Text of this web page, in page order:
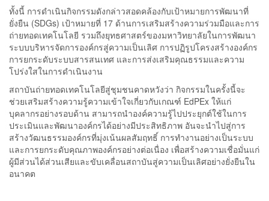
ทั้งนี้ การดำเนินกิจกรรมดังกล่าวสอดคล้องกับเป้าหมายการพัฒนาที่
ยั่งยืน (SDGs) เป้าหมายที่ 17 ด้านการเสริมสร้างความร่วมมือและการ
ถ่ายทอดเทคโนโลยี รวมถึงยุทธศาสตร์ของมหาวิทยาลัยในการพัฒนา
ระบบบริหารจัดการองค์กรสู่ความเป็นเลิศ การปฏิรูปโครงสร้างองค์กร
การยกระดับระบบสารสนเทศ และการส่งเสริมคุณธรรมและความ
โปร่งใสในการดำเนินงาน
สถาบันถ่ายทอดเทคโนโลยีสู่ชุมชนคาดหวังว่า กิจกรรมในครั้งนี้จะ
ช่วยเสริมสร้างความรู้ความเข้าใจเกี่ยวกับเกณฑ์ EdPEx ให้แก่
บุคลากรอย่างรอบด้าน สามารถนำองค์ความรู้ไปประยุกต์ใช้ในการ
ประเมินและพัฒนาองค์กรได้อย่างมีประสิทธิภาพ อันจะนำไปสู่การ
สร้างวัฒนธรรมองค์กรที่มุ่งเน้นผลสัมฤทธิ์ การทำงานอย่างเป็นระบบ
และการยกระดับคุณภาพองค์กรอย่างต่อเนื่อง เพื่อสร้างความเชื่อมั่นแก่
ผู้มีส่วนได้ส่วนเสียและขับเคลื่อนสถาบันสู่ความเป็นเลิศอย่างยั่งยืนใน
อนาคต